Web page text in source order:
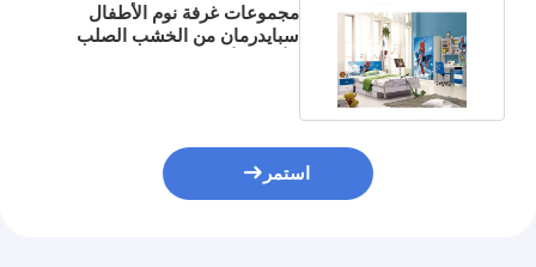
مجموعات غرفة نوم الأطفال
سبايدرمان من الخشب الصلب
استمر